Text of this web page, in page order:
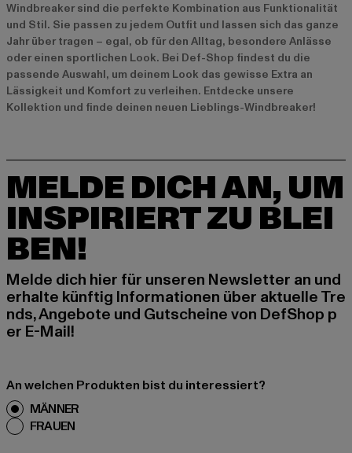
Windbreaker sind die perfekte Kombination aus Funktionalität
und Stil. Sie passen zu jedem Outfit und lassen sich das ganze
Jahr über tragen – egal, ob für den Alltag, besondere Anlässe
oder einen sportlichen Look. Bei Def-Shop findest du die
passende Auswahl, um deinem Look das gewisse Extra an
Lässigkeit und Komfort zu verleihen. Entdecke unsere
Kollektion und finde deinen neuen Lieblings-Windbreaker!
MELDE DICH AN, UM
INSPIRIERT ZU BLEI
BEN!
Melde dich hier für unseren Newsletter an und
erhalte künftig Informationen über aktuelle Tre
nds, Angebote und Gutscheine von DefShop p
er E-Mail!
An welchen Produkten bist du interessiert?
MÄNNER
FRAUEN